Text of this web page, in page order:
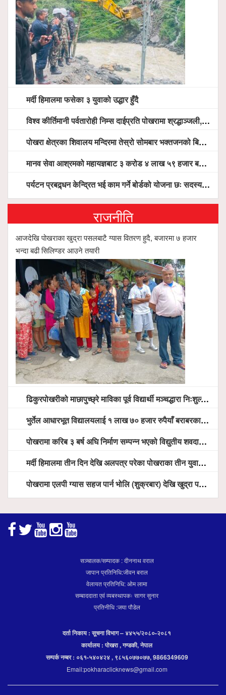
मर्दी हिमालमा फसेका ३ युवाको उद्धार हुँदै
विश्व कीर्तिमानी पर्वतारोही निम्स दाईप्रति पोखरामा श्रद्धाञ्जली, दीप प्रज्वलन गर्दै योगदानको प्रशंसा (भिडियो सहित)
पोखरा क्षेत्रका शिवालय मन्दिरमा तेस्रो सोमबार भक्तजनको बिहानैदेखि घुइँचो
मानव सेवा आश्रमको महायज्ञबाट ३ करोड ४ लाख ५९ हजार बचत, १ करोड ४४ लाख उठ्न बाँकी, विना संचार माध्यम तर प्रचार प्रसारमै भयो १९ लाख खर्च !
पर्यटन प्रबद्र्धन केन्द्रित भई काम गर्ने बोर्डको योजना छः सदस्य पोखरेल, चलिय पोखरालाई थप प्रभावकारी बनाउन होटल संघको माग
राजनीति
आजदेखि पोखराका खुद्रा पसलबाटै ग्यास वितरण हुदै, बजारमा ७ हजार
भन्दा बढी सिलिण्डर आउने तयारी
ढिकुरपोखरीको माछापुच्छ्रे माविका पूर्व विद्यार्थी मञ्चद्धारा निःशुल्क आँखा शिविर सञ्चालन, ५ सय जना लाभान्वित
भुर्तेल आधारभूत विद्यालयलाई १ लाख ७० हजार रुपैयाँ बराबरका शैक्षिक सामग्री हस्तान्तरण
पोखरामा करिब ३ बर्ष अघि निर्माण सम्पन्न भएको विद्युतीय शवदाह गृह अझै संचालनमा आउन सकेन, तत्काल संचालन गर्न स्थानियको माग
मर्दी हिमालमा तीन दिन देखि अलपत्र परेका पोखराका तीन युवाको सशस्त्र प्रहरी सहितको टोलीको साहसिक उद्धार
पोखरामा एलपी ग्यास सहज पार्न भोलि (शुक्रबार) देखि खुद्रा पसलबाटै बिक्रि वितरण हुने, स्टोर नगर्न आग्रह
सञ्चालक/सम्पादक : दीननाथ वराल
जापान प्रतिनिधि:जीवन बराल
वेलायत प्रतिनिधि: ओम लामा
सम्बाददाता एवं व्यबस्थापकः सागर सुनार
प्रतिनीधि :जया पौडेल
दर्ता निकाय : सूचना विभाग – ४४५५/२०८०-२०८१
कार्यालय : पोखरा , गण्डकी, नेपाल
सम्पर्क नम्बर : ०६१-५४०४२४ , ९८५६०७७०७७, 9866349609
Email:pokharaclicknews@gmail.com